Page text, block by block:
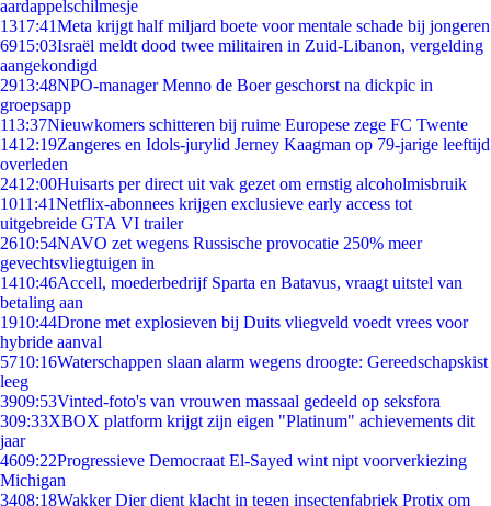
aardappelschilmesje
1317:41Meta krijgt half miljard boete voor mentale schade bij jongeren
6915:03Israël meldt dood twee militairen in Zuid-Libanon, vergelding
aangekondigd
2913:48NPO-manager Menno de Boer geschorst na dickpic in
groepsapp
113:37Nieuwkomers schitteren bij ruime Europese zege FC Twente
1412:19Zangeres en Idols-jurylid Jerney Kaagman op 79-jarige leeftijd
overleden
2412:00Huisarts per direct uit vak gezet om ernstig alcoholmisbruik
1011:41Netflix-abonnees krijgen exclusieve early access tot
uitgebreide GTA VI trailer
2610:54NAVO zet wegens Russische provocatie 250% meer
gevechtsvliegtuigen in
1410:46Accell, moederbedrijf Sparta en Batavus, vraagt uitstel van
betaling aan
1910:44Drone met explosieven bij Duits vliegveld voedt vrees voor
hybride aanval
5710:16Waterschappen slaan alarm wegens droogte: Gereedschapskist
leeg
3909:53Vinted-foto's van vrouwen massaal gedeeld op seksfora
309:33XBOX platform krijgt zijn eigen "Platinum" achievements dit
jaar
4609:22Progressieve Democraat El-Sayed wint nipt voorverkiezing
Michigan
3408:18Wakker Dier dient klacht in tegen insectenfabriek Protix om